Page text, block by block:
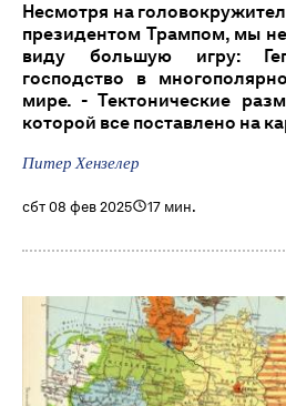
Несмотря на
президентом Трампом, мы
виду большую игру:
господство в
мире. - Тектонические
которой все поставлено на
Питер Хензелер
сбт 08 фев 2025 17 мин.